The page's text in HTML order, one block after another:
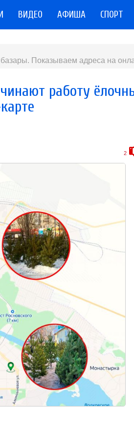
ВИДЕО АФИША СПОРТ
Показываем адреса на
работу
2